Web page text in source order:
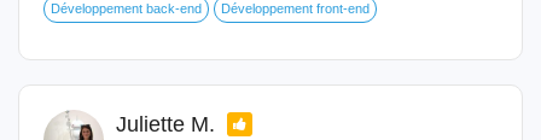
Développement back-end Développement front-end
Juliette M.